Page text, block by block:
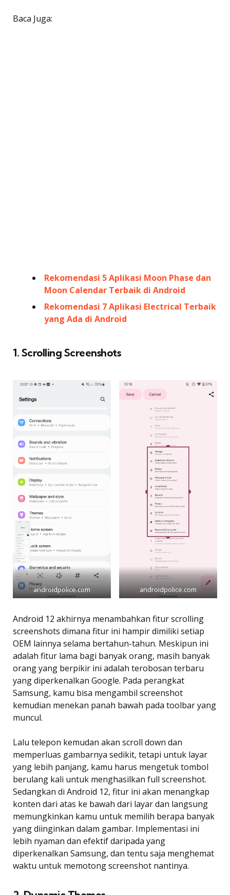
Baca Juga:
Rekomendasi 5 Aplikasi Moon Phase dan
Moon Calendar Terbaik di Android
Rekomendasi 7 Aplikasi Electrical Terbaik
yang Ada di Android
1. Scrolling Screenshots
androidpolice.com androidpolice.com
Android 12 akhirnya menambahkan fitur scrolling
screenshots dimana fitur ini hampir dimiliki setiap
OEM lainnya selama bertahun-tahun. Meskipun ini
adalah fitur lama bagi banyak orang, masih banyak
orang yang berpikir ini adalah terobosan terbaru
yang diperkenalkan Google. Pada perangkat
Samsung, kamu bisa mengambil screenshot
kemudian menekan panah bawah pada toolbar yang
muncul.
Lalu telepon kemudan akan scroll down dan
memperluas gambarnya sedikit, tetapi untuk layar
yang lebih panjang, kamu harus mengetuk tombol
berulang kali untuk menghasilkan full screenshot.
Sedangkan di Android 12, fitur ini akan menangkap
konten dari atas ke bawah dari layar dan langsung
memungkinkan kamu untuk memilih berapa banyak
yang diinginkan dalam gambar. Implementasi ini
lebih nyaman dan efektif daripada yang
diperkenalkan Samsung, dan tentu saja menghemat
waktu untuk memotong screenshot nantinya.